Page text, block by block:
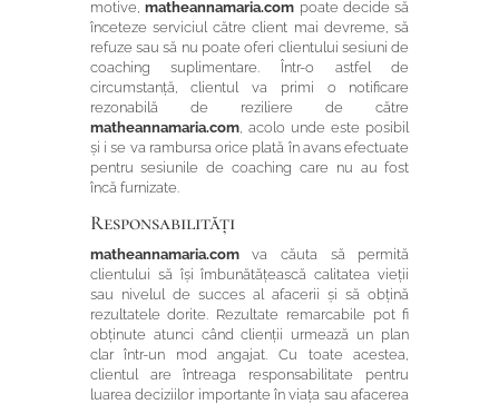
motive,matheannamaria.com poate decide să
înceteze serviciul către client mai devreme, să
refuze sau să nu poate oferi clientului sesiuni de
coaching suplimentare. Într-o astfel de
circumstanță, clientul va primi o notificare
rezonabilă de reziliere de către
matheannamaria.com, acolo unde este posibil
și i se va rambursa orice plată în avans efectuate
pentru sesiunile de coaching care nu au fost
încă furnizate.
Responsabilități
matheannamaria.comva căuta să permită
clientului să își îmbunătățească calitatea vieții
sau nivelul de succes al afacerii și să obțină
rezultatele dorite. Rezultate remarcabile pot fi
obținute atunci când clienții urmează un plan
clar într-un mod angajat. Cu toate acestea,
clientul are întreaga responsabilitate pentru
luarea deciziilor importante în viața sau afacerea